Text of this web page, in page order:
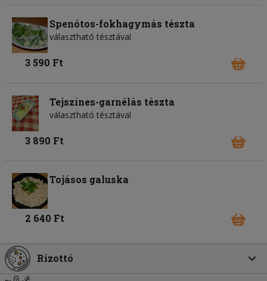
Spenótos-fokhagymás tészta
választható tésztával
3 590 Ft
Tejszínes-garnélás tészta
választható tésztával
3 890 Ft
Tojásos galuska
2 640 Ft
Rizottó